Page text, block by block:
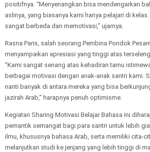
positifnya. “Menyenangkan bisa mendengarkan
aslinya, yang biasanya kami hanya pelajari di
sangat berbeda dan memotivasi,” ujarnya.
Rasna Paris, salah seorang Pembina Pondok
menyampaikan apresiasi yang tinggi atas
“Kami sangat senang atas kehadiran tamu
berbagai motivasi dengan anak-anak santri kami.
nanti banyak di antara mereka yang bisa
jazirah Arab,” harapnya penuh optimisme.
Kegiatan Sharing Motivasi Belajar Bahasa ini
pemantik semangat bagi para santri untuk lebih
ilmu, khususnya bahasa Arab, serta memiliki cita-
melanjutkan studi ke jenjang yang lebih tinggi di